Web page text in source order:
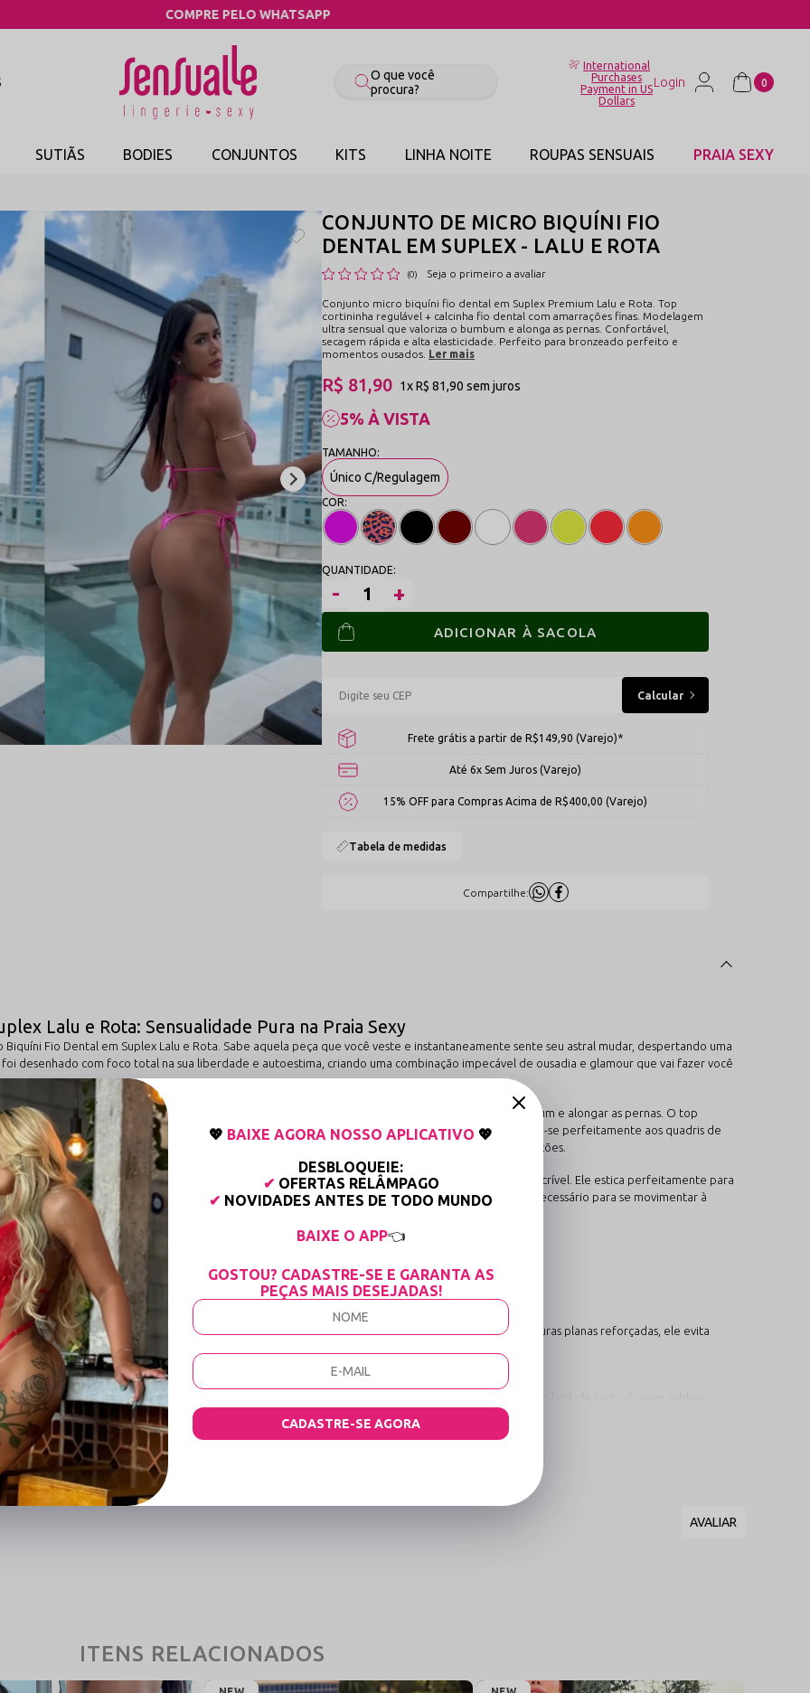
COMPRE PELO WHATSAPP
International
Purchases
Payment in US
Dollars
0
SUTIÃS BODIES CONJUNTOS KITS LINHA NOITE ROUPAS SENSUAIS PRAIA SEXY
CONJUNTO DE MICRO BIQUÍNI FIO
DENTAL EM SUPLEX - LALU E ROTA
(0) Seja o primeiro a avaliar
Conjunto micro biquíni fio dental em Suplex Premium Lalu e Rota. Top
cortininha regulável + calcinha fio dental com amarrações finas. Modelagem
ultra sensual que valoriza o bumbum e alonga as pernas. Confortável,
secagem rápida e alta elasticidade. Perfeito para bronzeado perfeito e
momentos ousados. Ler mais
5% À VISTA
R$ 81,90 1xR$ 81,90 sem juros
Único C/Regulagem
ADICIONAR À SACOLA
Frete grátis a partir de R$149,90 (Varejo)*
Até 6x Sem Juros (Varejo)
15% OFF para Compras Acima de R$400,00 (Varejo)
Tabela de medidas
Compartilhe:
Lalu e Rota: Sensualidade Pura na Praia Sexy
Biquíni Fio Dental em Suplex Lalu e Rota. Sabe aquela peça que você veste e instantaneamente sente seu astral mudar, despertando uma
desenhado com foco total na sua liberdade e autoestima, criando uma combinação impecável de ousadia e glamour que vai fazer você
fio dental, perfeito para quem quer aquela marquinha de sol impecável e ama valorizar o bumbum e alongar as pernas. O top
exatamente do seu jeito. As amarrações ultrafinas dão um toque super delicado, adaptando-se perfeitamente aos quadris de
inesquecíveis ou para aquele dia especial à beira-mar onde você quer ser o centro das atenções.
e vestir bem. O tecido em Suplex de alta qualidade abraça as suas formas com uma elasticidade incrível. Ele estica perfeitamente para
que o seu biquíni não vai lacear nem perder o caimento com o tempo. Você tem o suporte necessário para se movimentar à
calcinha fio dental e top cortininha regulável para garantir o bronze perfeito.
na pele, ideal para os dias mais quentes de verão.
água rapidamente, mantendo você confortável fora da água.
não desbotam facilmente com o sol, o sal do mar ou o cloro da piscina.
marca com mais de 20 anos de estrada e excelência no mercado nacional. Produzido com costuras planas reforçadas, ele evita
confortável e alta durabilidade para te acompanhar por muitos verões.
com elegância em praias, resorts ou piscinas.
o micro top como detalhe por baixo de camisas transparentes abertas ou blazers oversized para um look de festival super estiloso.
exclusivas, festas de verão ou sempre que você quiser se sentir extraordinária.
nós criamos doses diárias de autoestima. Com duas décadas de história, sabemos exatamente como valorizar a beleza real e a liberdade
carinho e o envio rápido que você merece.
para manter as cores e a elasticidade perfeitas.
evitando o sol direto sobre a peça molhada.
garantindo total segurança e zero transparência (inclusive nas cores claras).
ITENS RELACIONADOS
💖 BAIXE AGORA NOSSO APLICATIVO 💖
DESBLOQUEIE:
✔ OFERTAS RELÂMPAGO
✔ NOVIDADES ANTES DE TODO MUNDO
BAIXE O APP👈
GOSTOU? CADASTRE-SE E GARANTA AS
PEÇAS MAIS DESEJADAS!
CADASTRE-SE AGORA